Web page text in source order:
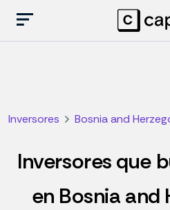
Inversores Bosnia and
Inversores que
en Bosnia and